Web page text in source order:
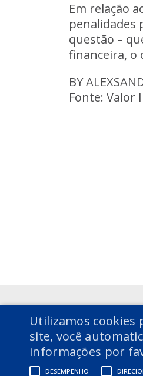
Em relação
penalidades
questão –
financeira, o
BY
Fonte: Valor
Utilizamos cookies
site, você
informações por
DESEMPENHO